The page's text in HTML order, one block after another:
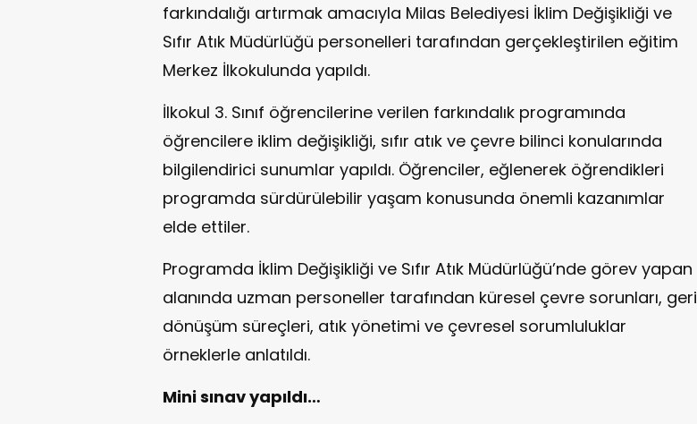
farkındalığı artırmak amacıyla Milas Belediyesi İklim Değişikliği ve
Sıfır Atık Müdürlüğü personelleri tarafından gerçekleştirilen eğitim
Merkez İlkokulunda yapıldı.
İlkokul 3. Sınıf öğrencilerine verilen farkındalık programında
öğrencilere iklim değişikliği, sıfır atık ve çevre bilinci konularında
bilgilendirici sunumlar yapıldı. Öğrenciler, eğlenerek öğrendikleri
programda sürdürülebilir yaşam konusunda önemli kazanımlar
elde ettiler.
Programda İklim Değişikliği ve Sıfır Atık Müdürlüğü’nde görev yapan
alanında uzman personeller tarafından küresel çevre sorunları, geri
dönüşüm süreçleri, atık yönetimi ve çevresel sorumluluklar
örneklerle anlatıldı.
Mini sınav yapıldı…